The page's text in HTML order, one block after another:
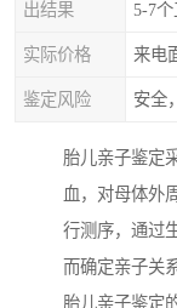
出结果 5-7个
实际价格 来电
鉴定风险 安全
胎儿亲子鉴定
血，对母体外
行测序，通过
而确定亲子关系
胎儿亲子鉴定